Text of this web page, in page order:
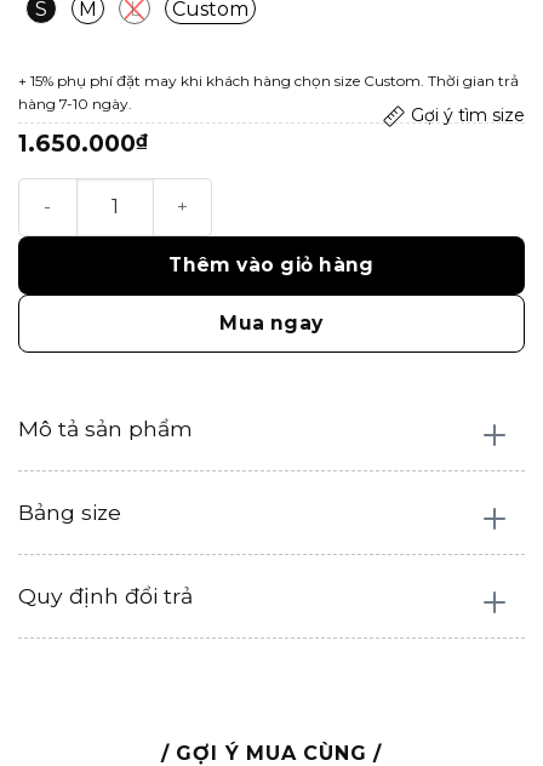
S M L Custom
+ 15% phụ phí đặt may khi khách hàng chọn size Custom. Thời gian trả
hàng 7-10 ngày.
Gợi ý tìm size
1.650.000₫
Thêm vào giỏ hàng
Mua ngay
Mô tả sản phẩm
Bảng size
Quy định đổi trả
/ GỢI Ý MUA CÙNG /